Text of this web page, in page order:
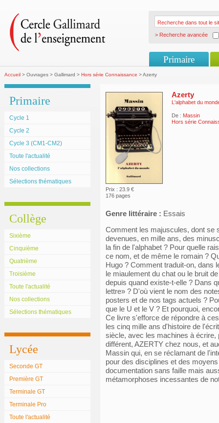
> Recherche avancée
Primaire
Accueil > Ouvrages > Gallimard > Hors série Connaissance > Azerty
Primaire
Cycle 1
Cycle 2
Cycle 3 (CM1-CM2)
Toute l'actualité
Nos collections
Sélections thématiques
Collège
Sixième
Cinquième
Quatrième
Troisième
Toute l'actualité
Nos collections
Sélections thématiques
Lycée
Seconde GT
Première GT
Terminale GT
Terminale Pro
Toute l'actualité
Prix : 23.9 €
176 pages
Azerty
L'alphabet du
De : Massin
Hors série
Genre littéraire : Essais
Comment les majuscules, dont se
devenues, en mille ans, des
la fin de l'alphabet ? Pour quelle
ce nom, et de même le romain ?
Hugo ? Comment traduit-on, dans
le miaulement du chat ou le bruit
depuis quand existe-t-elle ? Dans
lettre» ? D'où vient le nom des
posters et de nos tags actuels ?
que le U et le V ? Et pourquoi,
Ce livre s'efforce de répondre à
les cinq mille ans d'histoire de
siècle, avec les machines à
différent, AZERTY chez nous, et
Massin qui, en se réclamant de
pour des disciplines et des
documentation sans faille mais
métamorphoses incessantes de